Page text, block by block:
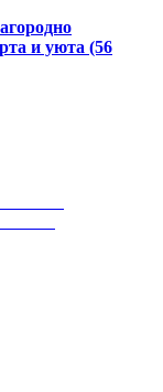
и уюта (56